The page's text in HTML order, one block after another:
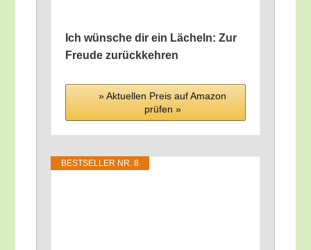
Ich wün­sche dir ein Lächeln: Zur
Freu­de zurückkehren
» Aktu­el­len Preis auf Ama­zon
prü­fen »
BEST­SEL­LER NR. 8